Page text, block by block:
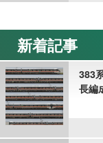
新着記事
383
長編